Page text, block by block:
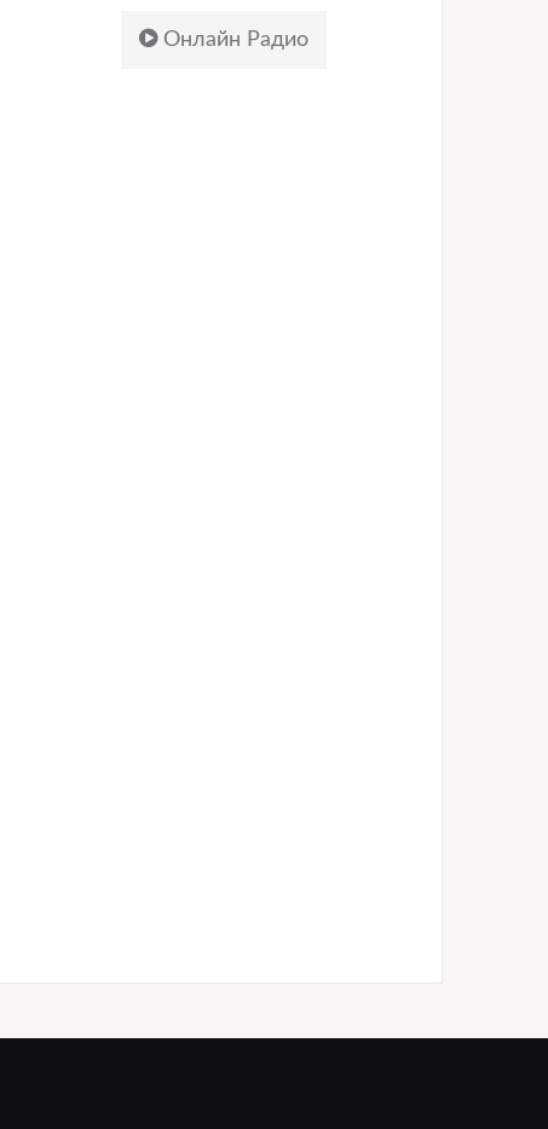
Онлайн Радио